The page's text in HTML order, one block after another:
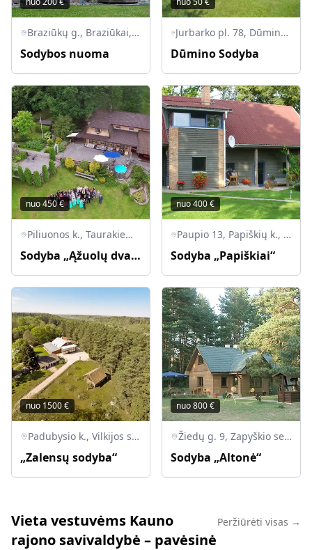
Braziūkų g., Braziūkai, Zapyškio sen., Kauno r. sav.
Sodybos nuoma
Jurbarko pl. 78, Dūminas, Raudondvario sen., Kauno r. sav., LT-54110
Dūmino Sodyba
nuo450€
Piliuonos k., Taurakiemio sen., LT-53021 Kauno raj.
Sodyba „Ąžuolų dvarelis“
nuo400€
Paupio 13, Papiškių k., Zapyškio sen., LT-53414 Kauno r.
Sodyba „Papiškiai“
nuo 1500€
Padubysio k., Vilkijos sen., LT-54205 Kauno r.
„Zalensų sodyba“
nuo800€
Žiedų g. 9, Zapyškio sen., Altoniškiai, Kauno r.
Sodyba „Altonė“
Vieta vestuvėms Kauno
rajono savivaldybė – pavėsinė
Peržiūrėti visas →